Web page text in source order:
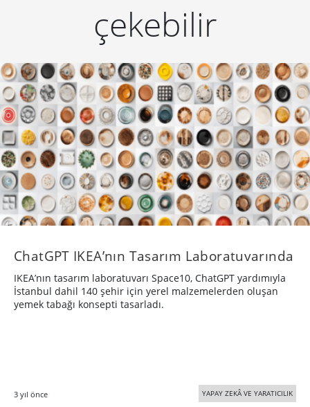
çekebilir
ChatGPT IKEA’nın Tasarım Laboratuvarında
IKEA’nın tasarım laboratuvarı Space10, ChatGPT yardımıyla
İstanbul dahil 140 şehir için yerel malzemelerden oluşan
yemek tabağı konsepti tasarladı.
3 yıl önce YAPAY ZEKÂ VE YARATICILIK